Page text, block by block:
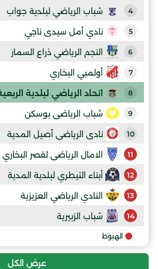
4 شباب الرياضي لبلدية جواب
5 نادي أمل سيدى ناجي
6 النجم الرياضي ذراع السمار
7 أولمبي البخاري
8 اتحاد الرياضي لبلدية
9 شباب الرياضى بوسكن
10 نادى الرياضى أصيل المدية
11 الامال الرياضى لقصر البخاري
12 أبناء التيطري لبلدية المدية
13 النادي الرياضي العزيزية
14 شباب الزبيرية
الهبوط
عرض الكل